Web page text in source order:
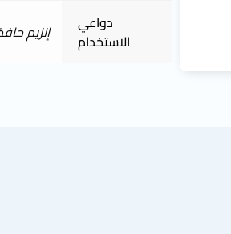
دواعي
الاستخدام
إنزيم